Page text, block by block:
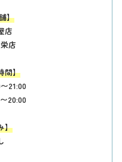
】
店
店
間】
21:00
20:00
】